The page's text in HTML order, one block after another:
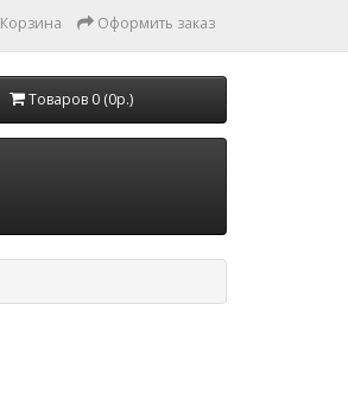
Корзина Оформить заказ
Товаров 0 (0р.)